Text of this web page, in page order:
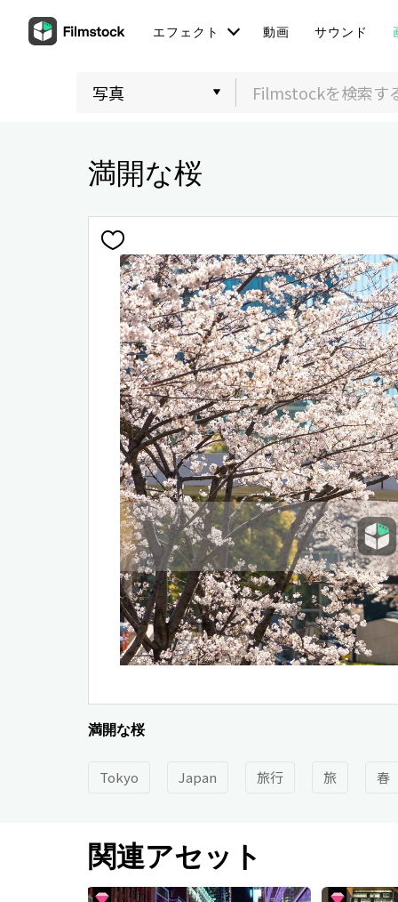
エフェクト 動画 サウンド
満開な桜
満開な桜
Tokyo Japan 旅行 旅 春
関連アセット